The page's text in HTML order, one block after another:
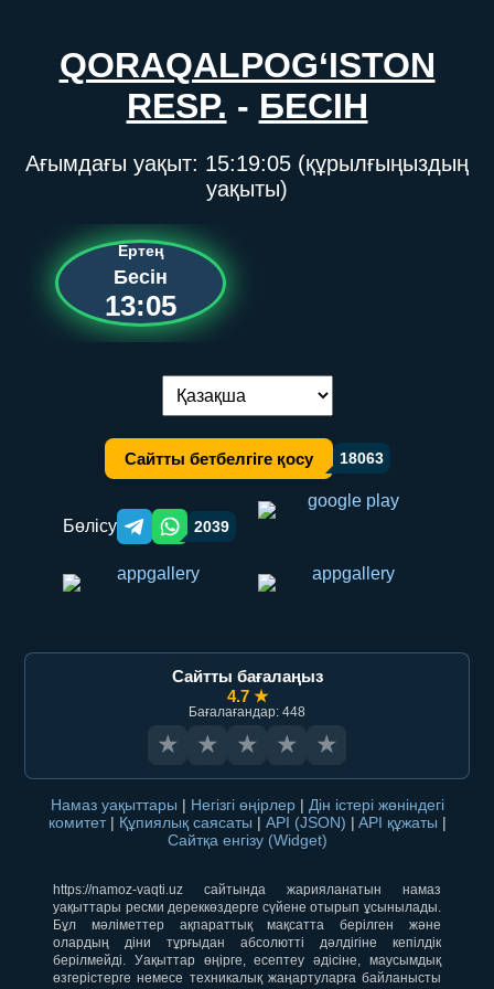
QORAQALPOG‘ISTON
RESP. - БЕСІН
Ағымдағы уақыт: 15:19:05 (құрылғыңыздың
уақыты)
Ертең
Бесін
13:05
Тілді ауыстыру:
Сайтты бетбелгіге қосу 18063
Бөлісу Telegram orqali ulashish
WhatsApp orqali ulashish
2039
Сайтты бағалаңыз
4.7 ★
Бағалағандар: 448
★ ★ ★ ★ ★
Намаз уақыттары | Негізгі өңірлер | Дін істері жөніндегі
комитет | Құпиялық саясаты | API (JSON) | API құжаты |
Сайтқа енгізу (Widget)
https://namoz-vaqti.uz сайтында жарияланатын намаз
уақыттары ресми дереккөздерге сүйене отырып ұсынылады.
Бұл мәліметтер ақпараттық мақсатта берілген және
олардың діни тұрғыдан абсолютті дәлдігіне кепілдік
берілмейді. Уақыттар өңірге, есептеу әдісіне, маусымдық
өзгерістерге немесе техникалық жаңартуларға байланысты